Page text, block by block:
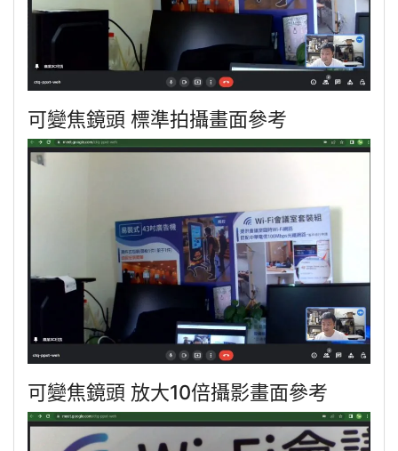
可變焦鏡頭 標準拍攝畫面參考
可變焦鏡頭 放大10倍攝影畫面參考